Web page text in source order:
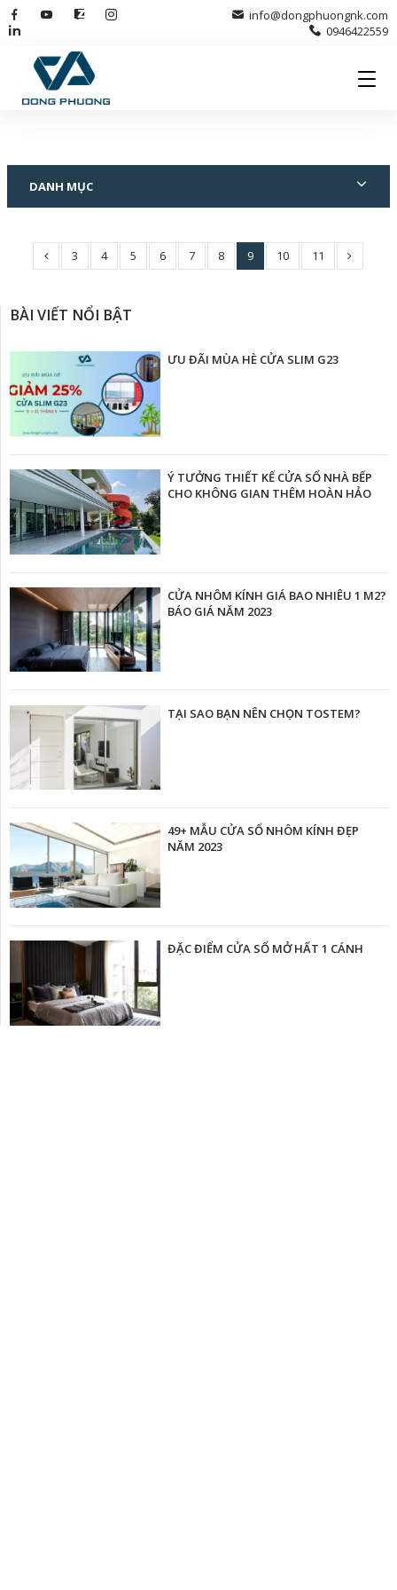
info@dongphuongnk.com
0946422559
DANH MỤC
3 4 5 6 7 8 9 10 11
BÀI VIẾT NỔI BẬT
ƯU ĐÃI MÙA HÈ CỬA SLIM G23
Ý TƯỞNG THIẾT KẾ CỬA SỔ NHÀ BẾP
CHO KHÔNG GIAN THÊM HOÀN HẢO
CỬA NHÔM KÍNH GIÁ BAO NHIÊU 1 M2?
BÁO GIÁ NĂM 2023
TẠI SAO BẠN NÊN CHỌN TOSTEM?
49+ MẪU CỬA SỔ NHÔM KÍNH ĐẸP
NĂM 2023
ĐẶC ĐIỂM CỬA SỔ MỞ HẤT 1 CÁNH